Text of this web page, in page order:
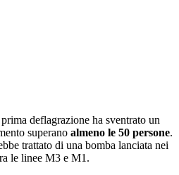
deflagrazione ha sventrato un
superano almeno le 50 persone.
trattato di una bomba lanciata nei
le linee M3 e M1.